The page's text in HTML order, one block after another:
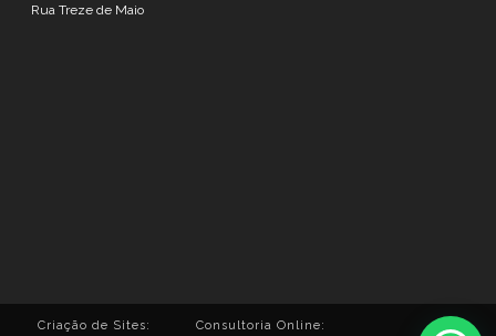
Rua Treze de Maio
Criação de Sites: Consultoria Online: